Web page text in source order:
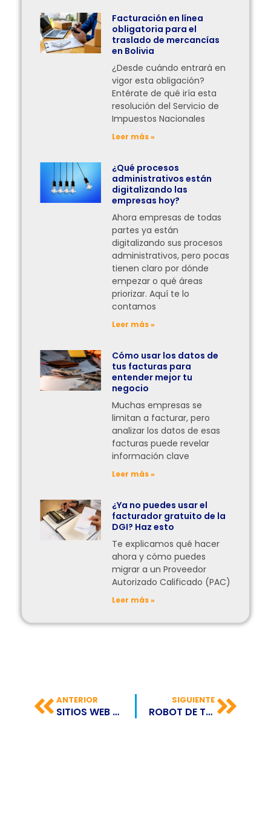
Facturación en línea
obligatoria para el
traslado de mercancías
en Bolivia
¿Desde cuándo entrará en
vigor esta obligación?
Entérate de qué iría esta
resolución del Servicio de
Impuestos Nacionales
Leer más »
¿Qué procesos
administrativos están
digitalizando las
empresas hoy?
Ahora empresas de todas
partes ya están
digitalizando sus procesos
administrativos, pero pocas
tienen claro por dónde
empezar o qué áreas
priorizar. Aquí te lo
contamos
Leer más »
Cómo usar los datos de
tus facturas para
entender mejor tu
negocio
Muchas empresas se
limitan a facturar, pero
analizar los datos de esas
facturas puede revelar
información clave
Leer más »
¿Ya no puedes usar el
facturador gratuito de la
DGI? Haz esto
Te explicamos qué hacer
ahora y cómo puedes
migrar a un Proveedor
Autorizado Calificado (PAC)
Leer más »
ANTERIOR
SITIOS WEB MÁS VISITADOS DEL MUNDO EN 2021
SIGUIENTE
ROBOT DE TESLA PUEDE CONVERTIRSE EN EL PRÓXIMO R2D2 O C3PO